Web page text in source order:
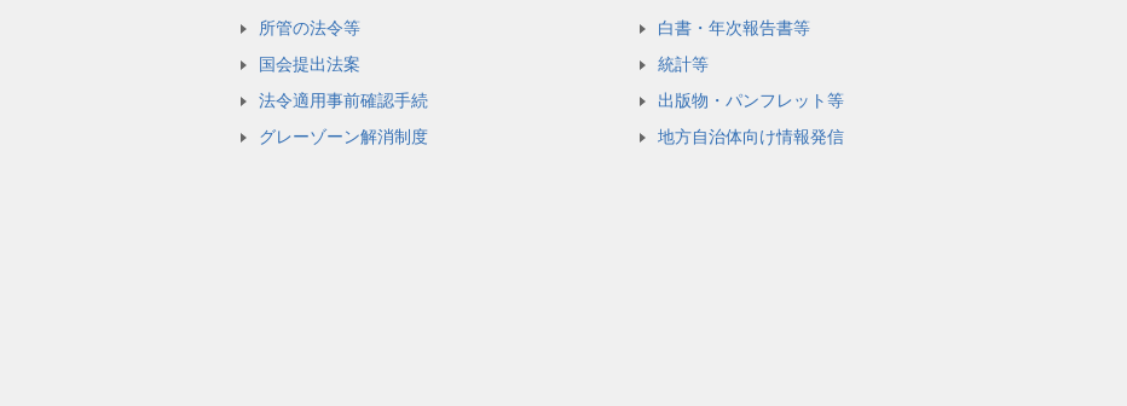
所管の法令等
国会提出法案
法令適用事前確認手続
グレーゾーン解消制度
白書・年次報告書等
統計等
出版物・パンフレット等
地方自治体向け情報発信